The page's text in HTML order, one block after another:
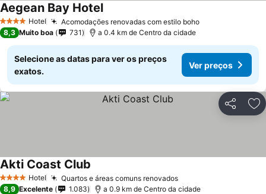
4 EstrelasHotel Acomodações renovadas com estilo bohoVer preços
Aegean Bay HotelVer preços
8,3 Muito boa 731 a 0.4 km de Centro da cidade
Selecione as datas para ver os preços
exatos.
Ver preços
Partilhar
4 EstrelasHotel Quartos e áreas comuns renovadosVer preços
Akti Coast Club
8,9 Excelente 1.083 a 0.9 km de Centro da cidade